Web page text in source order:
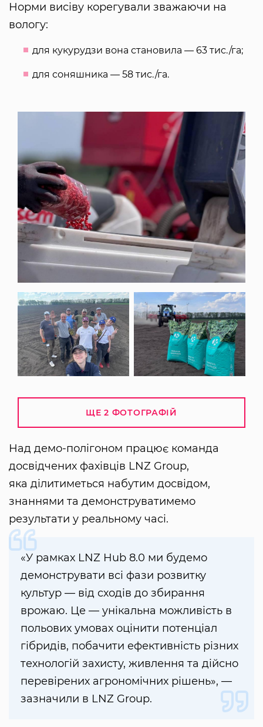
Норми висіву корегували зважаючи на
вологу:
для кукурудзи вона становила — 63 тис./га;
для соняшника — 58 тис./га.
ЩЕ 2 ФОТОГРАФІЙ
Над демо-полігоном працює команда
досвідчених фахівців LNZ Group,
яка ділитиметься набутим досвідом,
знаннями та демонструватимемо
результати у реальному часі.
«У рамках LNZ Hub 8.0 ми будемо
демонструвати всі фази розвитку
культур — від сходів до збирання
врожаю. Це — унікальна можливість в
польових умовах оцінити потенціал
гібридів, побачити ефективність різних
технологій захисту, живлення та дійсно
перевірених агрономічних рішень», —
зазначили в LNZ Group.